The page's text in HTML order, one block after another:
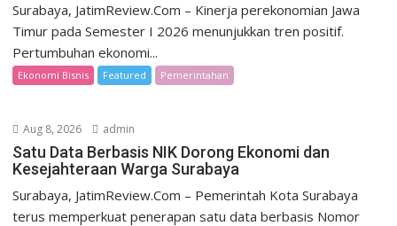
Surabaya, JatimReview.Com – Kinerja perekonomian Jawa
Timur pada Semester I 2026 menunjukkan tren positif.
Pertumbuhan ekonomi...
Ekonomi Bisnis Featured Pemerintahan
Aug 8, 2026 admin
Satu Data Berbasis NIK Dorong Ekonomi dan
Kesejahteraan Warga Surabaya
Surabaya, JatimReview.Com – Pemerintah Kota Surabaya
terus memperkuat penerapan satu data berbasis Nomor